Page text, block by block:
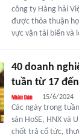
công ty Hàng hải
được thỏa thuận
vực vận tải biển và
40 doanh
tuần từ 17
15/6/2024
Các ngày trong
sàn HoSE, HNX và
chốt trả cổ tức,